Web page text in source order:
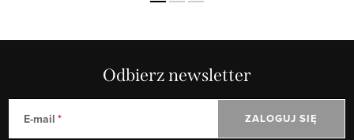
Odbierz newsletter
E-mail ZALOGUJ SIĘ